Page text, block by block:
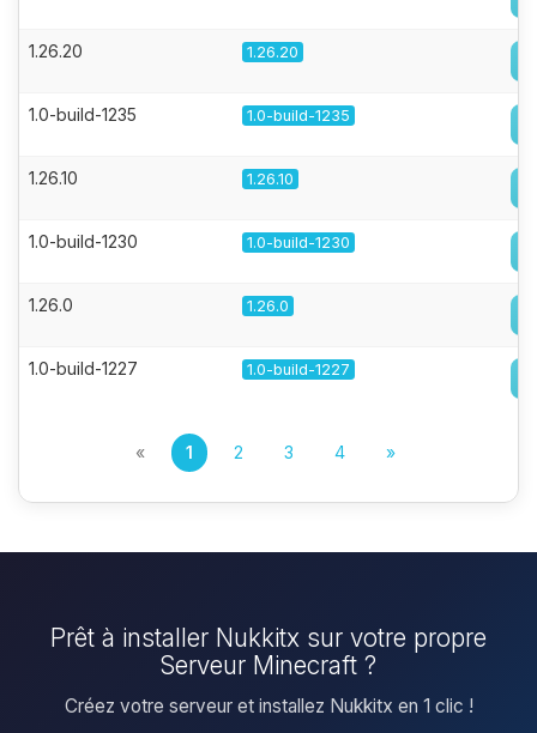
1.26.20 1.26.20
1.0-build-1235 1.0-build-1235
1.26.10 1.26.10
1.0-build-1230 1.0-build-1230
1.26.0 1.26.0
1.0-build-1227 1.0-build-1227
« 1 2 3 4 »
Prêt à installer Nukkitx sur votre propre
Serveur Minecraft ?
Créez votre serveur et installez Nukkitx en 1 clic !